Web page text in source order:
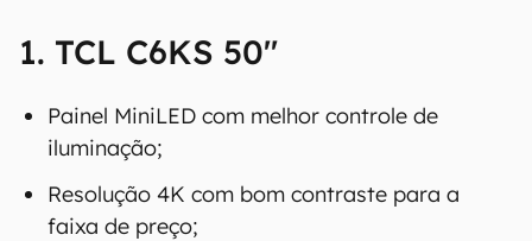
1. TCL C6KS 50"
Painel MiniLED com melhor controle de
iluminação;
Resolução 4K com bom contraste para a
faixa de preço;